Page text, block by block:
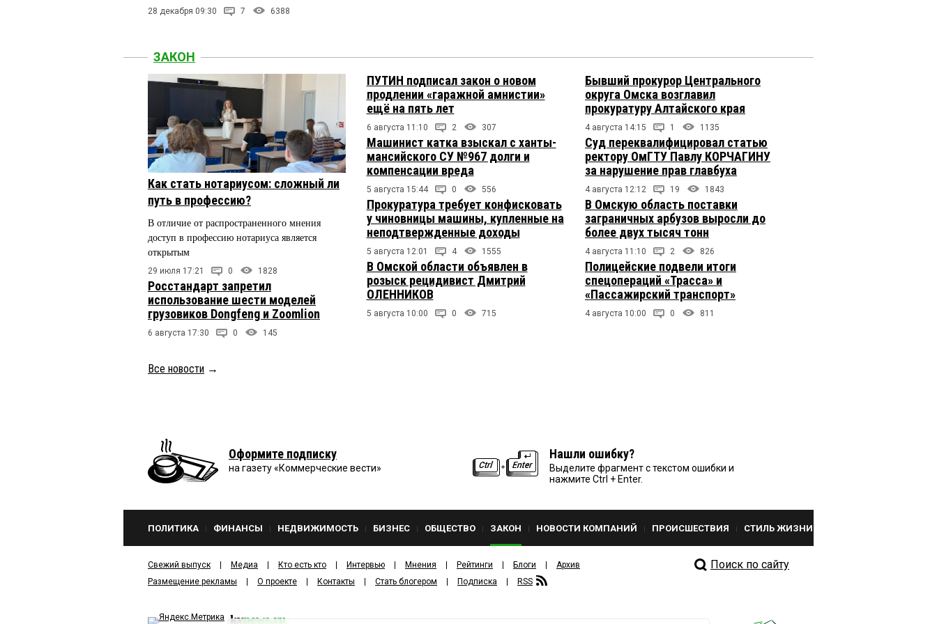
28 декабря 09:30 7 6388
ЗАКОН
Как стать нотариусом: сложный ли
путь в профессию?
В отличие от распространенного мнения
доступ в профессию нотариуса является
открытым
29 июля 17:21 0 1828
Росстандарт запретил
использование шести моделей
грузовиков Dongfeng и Zoomlion
6 августа 17:30 0 145
ПУТИН подписал закон о новом
продлении «гаражной амнистии»
ещё на пять лет
6 августа 11:10 2 307
Машинист катка взыскал с ханты-
мансийского СУ №967 долги и
компенсации вреда
5 августа 15:44 0 556
Прокуратура требует конфисковать
у чиновницы машины, купленные на
неподтвержденные доходы
5 августа 12:01 4 1555
В Омской области объявлен в
розыск рецидивист Дмитрий
ОЛЕННИКОВ
5 августа 10:00 0 715
Бывший прокурор Центрального
округа Омска возглавил
прокуратуру Алтайского края
4 августа 14:15 1 1135
Суд переквалифицировал статью
ректору ОмГТУ Павлу КОРЧАГИНУ
за нарушение прав главбуха
4 августа 12:12 19 1843
В Омскую область поставки
заграничных арбузов выросли до
более двух тысяч тонн
4 августа 11:10 2 826
Полицейские подвели итоги
спецопераций «Трасса» и
«Пассажирский транспорт»
4 августа 10:00 0 811
Все новости →
Оформите подписку
на газету «Коммерческие вести»
Нашли ошибку?
Выделите фрагмент с текстом ошибки и
нажмите Ctrl + Enter.
ПОЛИТИКА ФИНАНСЫ НЕДВИЖИМОСТЬ БИЗНЕС ОБЩЕСТВО ЗАКОН НОВОСТИ КОМПАНИЙ ПРОИСШЕСТВИЯ СТИЛЬ ЖИЗНИ
Свежий выпуск Медиа Кто есть кто Интервью Мнения Рейтинги Блоги
Архив
Размещение рекламы
О проекте Контакты Стать блогером Подписка RSS
Поиск по сайту
kvnews.ru